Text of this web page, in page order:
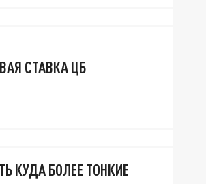
СТАВКА ЦБ
КУДА БОЛЕЕ ТОНКИЕ